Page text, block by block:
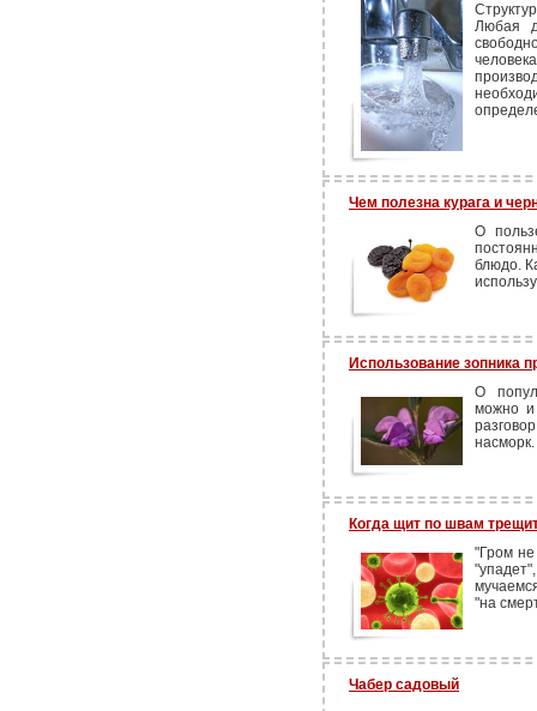
Любая
Чем полезна курага и
О
блюдо.
Использование зопника
О
можно и
насморк.
Когда щит по швам
"Гром не
"на
Чабер садовый